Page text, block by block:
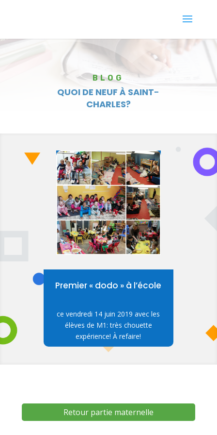
BLOG
QUOI DE NEUF À SAINT-
CHARLES?
Premier « dodo » à l’école
ce vendredi 14 juin 2019 avec les
élèves de M1: très chouette
expérience! À refaire!
Retour partie maternelle